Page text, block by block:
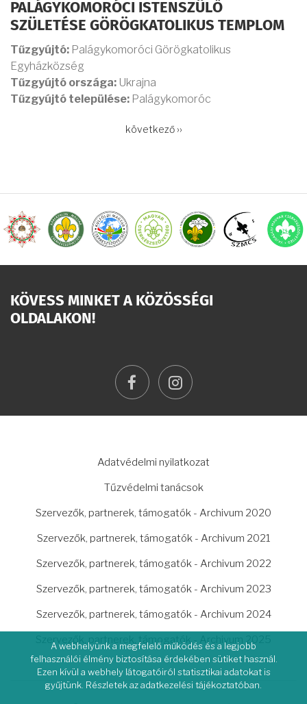
PALÁGYKOMORÓCI ISTENSZÜLŐ
SZÜLETÉSE GÖRÖGKATOLIKUS TEMPLOM
Tűzgyújtó: Palágykomoróci Görögkatolikus
Egyházközség
Tűzgyújtó országa: Ukrajna
Tűzgyújtó települése: Palágykomoróc
Következő
következő ››
KÖVESS MINKET A KÖZÖSSÉGI
OLDALAKON!
facebookinstagram
Adatvédelmi nyilatkozat
Tűzvédelmi tanácsok
Szervezők, partnerek, támogatók - Archivum 2020
Szervezők, partnerek, támogatók - Archivum 2021
Szervezők, partnerek, támogatók - Archivum 2022
Szervezők, partnerek, támogatók - Archivum 2023
Szervezők, partnerek, támogatók - Archivum 2024
Szervezők, partnerek, támogatók - Archivum 2025
A webhelyünk a megfelelő működés és a legjobb
felhasználói élmény biztosítása érdekében sütiket használ.
Ezen kívül a webhely látogatóiról statisztikai adatokat is
gyűjtünk. Részletek az adatkezelési tájékoztatóban.